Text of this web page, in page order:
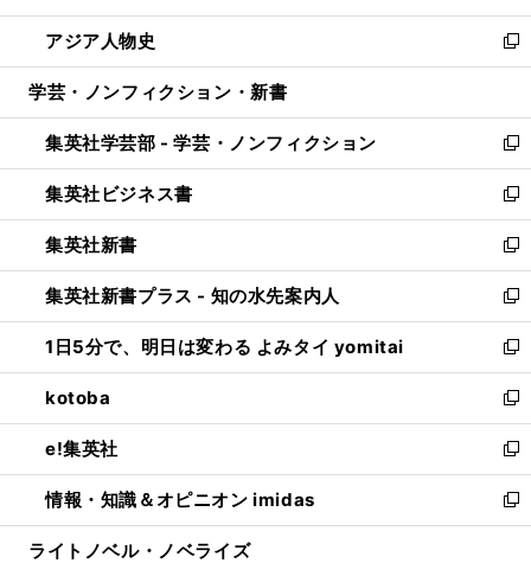
開
く
ウ
で
開
ン
ド
ウ
開
く
ウ
ィ
ン
ウ
で
開
く
し
い
ウ
ン
ド
ウ
で
開
く
アジア人物史
新
し
ウ
ィ
ン
ド
ウ
で
開
く
学芸・ノンフィクション・新書
集英社学芸部 - 学芸・ノンフィクション
新
し
い
ウ
ィ
ン
ド
ウ
で
開
く
集英社ビジネス書
新
し
い
ウ
ィ
ン
ド
ウ
で
開
く
集英社新書
新
し
い
ウ
ィ
ン
ド
ウ
で
開
く
集英社新書プラス - 知の水先案内人
新
し
い
ウ
ィ
ン
ド
ウ
で
開
1日5分で、明日は変わる よみタイ yomitai
新
し
い
ウ
ィ
ン
ド
ウ
kotoba
新
し
い
ウ
ィ
ン
e!集英社
新
し
い
ウ
情報・知識＆オピニオン imidas
新
し
ライトノベル・ノベライズ